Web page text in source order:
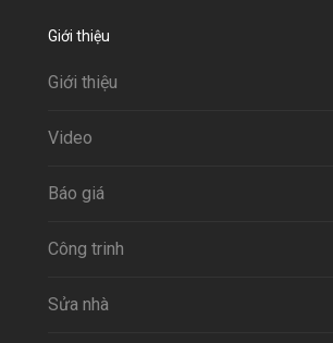
Giới thiệu
Giới thiệu
Video
Báo giá
Công trinh
Sửa nhà